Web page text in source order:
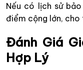
Nếu có lịch sử
điểm cộng lớn,
Đánh Giá
Hợp Lý